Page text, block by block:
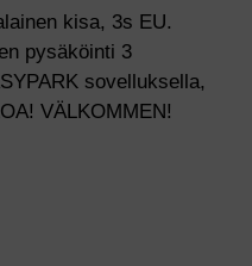
kisa, 3s EU.
pysäköinti 3
sovelluksella,
VÄLKOMMEN!